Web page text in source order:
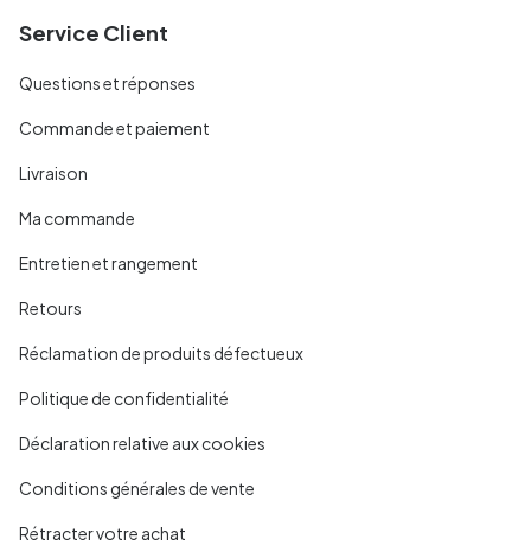
Service Client
Questions et réponses
Commande et paiement
Livraison
Ma commande
Entretien et rangement
Retours
Réclamation de produits défectueux
Politique de confidentialité
Déclaration relative aux cookies
Conditions générales de vente
Rétracter votre achat